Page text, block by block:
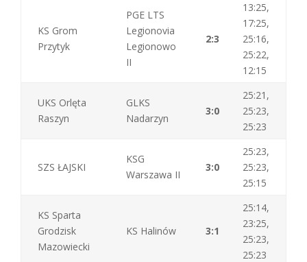
KS Grom
Przytyk
PGE LTS
Legionovia
Legionowo
II
2:3
13:25,
17:25,
25:16,
25:22,
12:15
UKS Orlęta
Raszyn
GLKS
Nadarzyn
3:0
25:21,
25:23,
25:23
SZS ŁAJSKI
KSG
Warszawa II
3:0
25:23,
25:23,
25:15
KS Sparta
Grodzisk
Mazowiecki
KS Halinów 3:1
25:14,
23:25,
25:23,
25:23